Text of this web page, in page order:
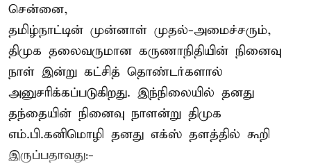
சென்னை,
தமிழ்நாட்டின் முன்னாள் முதல்-அமைச்சரும்,
திமுக தலைவருமான கருணாநிதியின் நினைவு
நாள் இன்று கட்சித் தொண்டர்களால்
அனுசரிக்கப்படுகிறது. இந்நிலையில் தனது
தந்தையின் நினைவு நாளன்று திமுக
எம்.பி.கனிமொழி தனது எக்ஸ் தளத்தில் கூறி
இருப்பதாவது:-